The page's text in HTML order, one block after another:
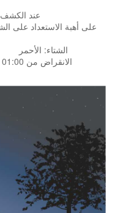
:عند الكشف
الشتاء: الأحمر
الانقراض من 01:00 إلى 05:00